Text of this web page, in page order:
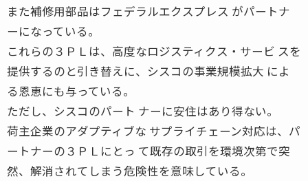
また補修用部品はフェデラルエクスプレス がパートナ
ーになっている。
これらの３ＰＬは、高度なロジスティクス・サービ スを
提供するのと引き替えに、シスコの事業規模拡大 によ
る恩恵にも与っている。
ただし、シスコのパート ナーに安住はあり得ない。
荷主企業のアダプティブな サプライチェーン対応は、パ
ートナーの３ＰＬにとっ て既存の取引を環境次第で突
然、解消されてしまう危険性を意味している。